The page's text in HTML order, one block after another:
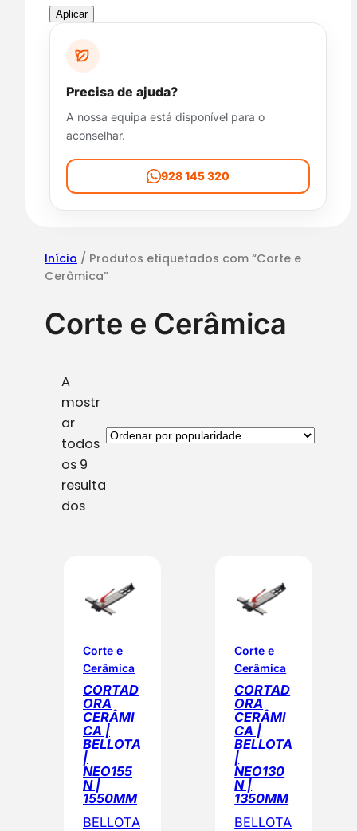
p
b
a
d
e
Aplicar
Precisa de ajuda?
A nossa equipa está disponível para o
aconselhar.
928 145 320
Início / Produtos etiquetados com “Corte e
Cerâmica”
Corte e Cerâmica
A
mostr
ar
todos
os 9
resulta
dosO
a
o
p
o
r
p
o
p
u
l
Corte e
Cerâmica
CORTAD
ORA
CERÂMI
CA |
BELLOTA
|
NEO155
N |
1550MM
BELLOTA
Corte e
Cerâmica
CORTAD
ORA
CERÂMI
CA |
BELLOTA
|
NEO130
N |
1350MM
BELLOTA